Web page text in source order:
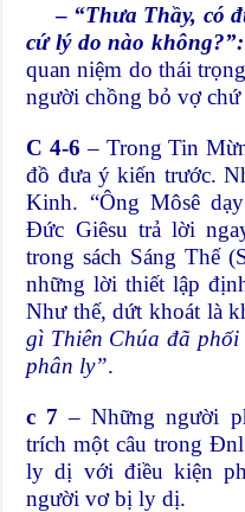
– “Thưa Thầy, có
cứ lý do nào không?”:
quan niệm do thái
người chồng bỏ vợ
C 4-6 – Trong Tin
đồ đưa ý kiến trước.
Kinh. “Ông Môsê
Đức Giêsu trả lời
trong sách Sáng
những lời thiết lập
Như thế, dứt khoát là
gì Thiên Chúa đã
phân ly”.
c 7 – Những người
trích một câu trong
ly dị với điều kiện
người vơ bị ly dị.